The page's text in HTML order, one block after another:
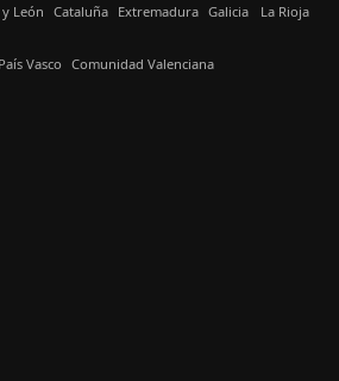
León Cataluña Extremadura Galicia La Rioja
País Vasco Comunidad Valenciana